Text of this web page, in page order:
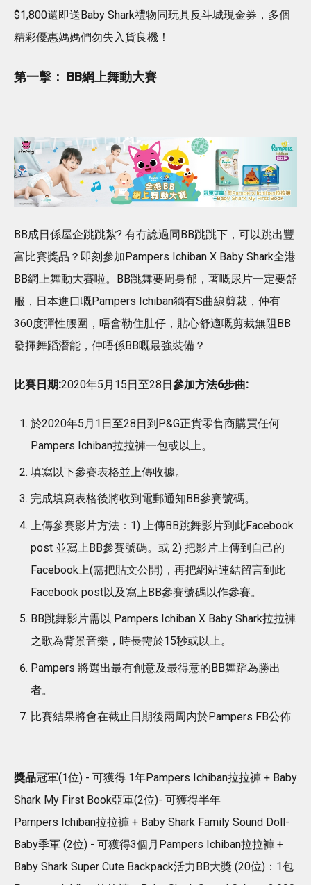
$1,800還即送Baby Shark禮物同玩具反斗城現金券，多個
精彩優惠媽媽們勿失入貨良機！
第一擊： BB網上舞動大賽
BB成日係屋企跳跳紮? 有冇諗過同BB跳跳下，可以跳出豐
富比賽獎品？即刻參加Pampers Ichiban X Baby Shark全港
BB網上舞動大賽啦。BB跳舞要周身郁，著嘅尿片一定要舒
服，日本進口嘅Pampers Ichiban獨有S曲線剪裁，仲有
360度彈性腰圍，唔會勒住肚仔，貼心舒適嘅剪裁無阻BB
發揮舞蹈潛能，仲唔係BB嘅最強裝備？
比賽日期:2020年5月15日至28日參加方法6步曲:
於2020年5月1日至28日到P&G正貨零售商購買任何
Pampers Ichiban拉拉褲一包或以上。
填寫以下參賽表格並上傳收據。
完成填寫表格後將收到電郵通知BB參賽號碼。
上傳參賽影片方法：1) 上傳BB跳舞影片到此Facebook
post 並寫上BB參賽號碼。或 2) 把影片上傳到自己的
Facebook上(需把貼文公開)，再把網站連結留言到此
Facebook post以及寫上BB參賽號碼以作參賽。
BB跳舞影片需以 Pampers Ichiban X Baby Shark拉拉褲
之歌為背景音樂，時長需於15秒或以上。
Pampers 將選出最有創意及最得意的BB舞蹈為勝出
者。
比賽結果將會在截止日期後兩周内於Pampers FB公佈
獎品冠軍(1位) - 可獲得 1年Pampers Ichiban拉拉褲 + Baby
Shark My First Book亞軍(2位)- 可獲得半年
Pampers Ichiban拉拉褲 + Baby Shark Family Sound Doll-
Baby季軍 (2位) - 可獲得3個月Pampers Ichiban拉拉褲 +
Baby Shark Super Cute Backpack活力BB大獎 (20位)：1包